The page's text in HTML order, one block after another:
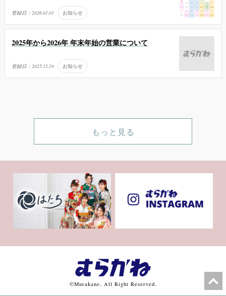
登録日：2026.01.01 お知らせ
2025年から2026年 年末年始の営業について
登録日：2025.12.29 お知らせ
もっと見る
©Murakane, All Right Reserved.